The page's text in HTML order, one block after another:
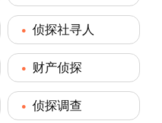
侦探社寻人
财产侦探
侦探调查